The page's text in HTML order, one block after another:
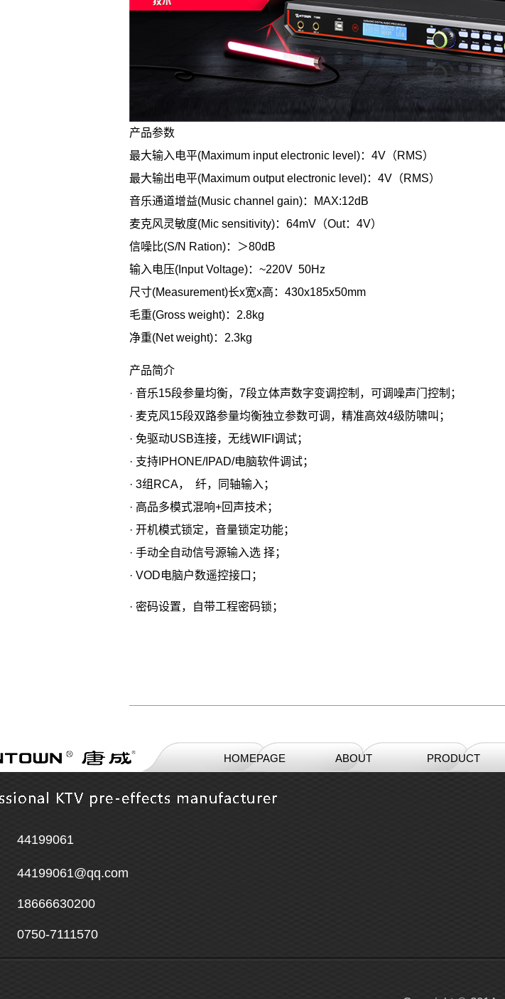
产品参数
最大输入电平(Maximum input electronic level)：4V（RMS）
最大输出电平(Maximum output electronic level)：4V（RMS）
音乐通道增益(Music channel gain)：MAX:12dB
麦克风灵敏度(Mic sensitivity)：64mV（Out：4V）
信噪比(S/N Ration)：＞80dB
输入电压(Input Voltage)：~220V 50Hz
尺寸(Measurement)长x宽x高：430x185x50mm
毛重(Gross weight)：2.8kg
净重(Net weight)：2.3kg
产品简介
· 音乐15段参量均衡，7段立体声数字变调控制，可调噪声门控制；
· 麦克风15段双路参量均衡独立参数可调，精准高效4级防啸叫；
· 免驱动USB连接，无线WIFI调试；
· 支持IPHONE/IPAD/电脑软件调试；
· 3组RCA， 纤，同轴输入；
· 高品多模式混响+回声技术；
· 开机模式锁定，音量锁定功能；
· 手动全自动信号源输入选 择；
· VOD电脑户数遥控接口；
· 密码设置，自带工程密码锁；
HOMEPAGE ABOUT PRODUCT
44199061
44199061@qq.com
18666630200
0750-7111570